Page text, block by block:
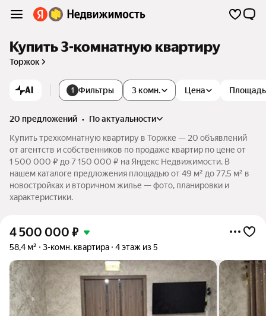
Купить 3-комнатную квартиру
Торжок
AI 1 Фильтры 3 комн. Цена Площадь
20 предложений •
по актуальности
Купить трехкомнатную квартиру в Торжке — 20 объявлений
от агентств и собственников по продаже квартир по цене от
1 500 000 ₽ до 7 150 000 ₽ на Яндекс Недвижимости. В
нашем каталоге предложения площадью от 49 м² до 77,5 м² в
новостройках и вторичном жилье — фото, планировки и
характеристики.
4 500 000 ₽
58,4 м² 3-комн. квартира 4 этаж из 5